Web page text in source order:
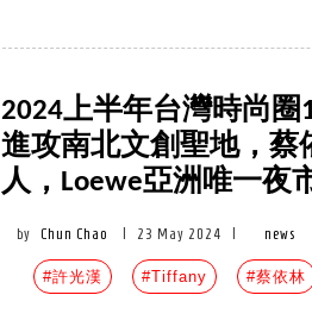
2024上半年台灣時尚圈
進攻南北文創聖地，蔡
人，Loewe亞洲唯一夜
by Chun Chao 23 May 2024 news
#許光漢 #Tiffany #蔡依林